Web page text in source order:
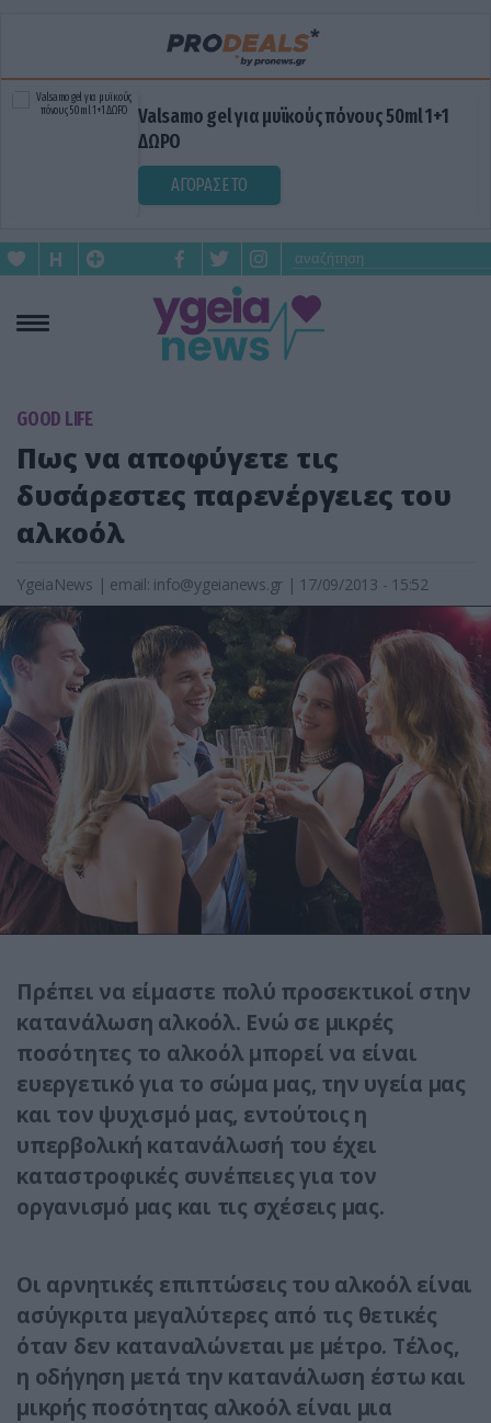
Valsamo gel για μυϊκούς πόνους 50ml 1+1
ΔΩΡΟ
ΑΓΟΡΑΣΕ ΤΟ
GOOD LIFE
Πως να αποφύγετε τις
δυσάρεστες παρενέργειες του
αλκοόλ
YgeiaNews | email: info@ygeianews.gr | 17/09/2013 - 15:52
Πρέπει να είμαστε πολύ προσεκτικοί στην
κατανάλωση αλκοόλ. Ενώ σε μικρές
ποσότητες το αλκοόλ μπορεί να είναι
ευεργετικό για το σώμα μας, την υγεία μας
και τον ψυχισμό μας, εντούτοις η
υπερβολική κατανάλωσή του έχει
καταστροφικές συνέπειες για τον
οργανισμό μας και τις σχέσεις μας.
Οι αρνητικές επιπτώσεις του αλκοόλ είναι
ασύγκριτα μεγαλύτερες από τις θετικές
όταν δεν καταναλώνεται με μέτρο. Τέλος,
η οδήγηση μετά την κατανάλωση έστω και
μικρής ποσότητας αλκοόλ είναι μια